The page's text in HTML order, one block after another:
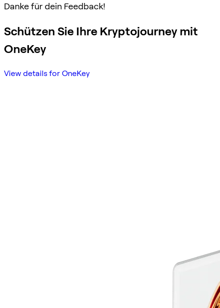
Danke für dein Feedback!
Schützen Sie Ihre Kryptojourney mit
OneKey
View details for OneKey